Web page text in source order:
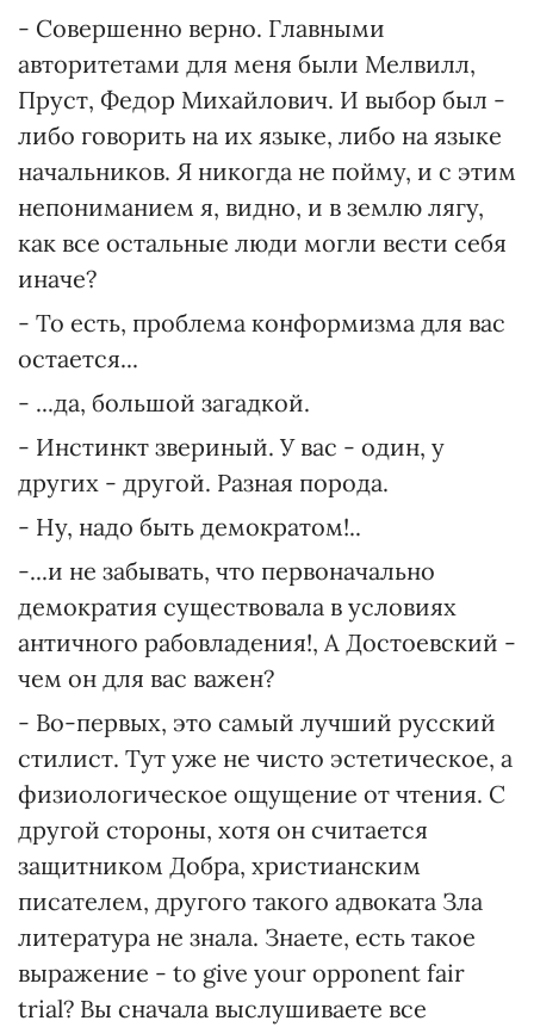
- Совершенно верно. Главными
авторитетами для меня были Мелвилл,
Пруст, Федор Михайлович. И выбор был -
либо говорить на их языке, либо на языке
начальников. Я никогда не пойму, и с этим
непониманием я, видно, и в землю лягу,
как все остальные люди могли вести себя
иначе?
- То есть, проблема конформизма для вас
остается...
- ...да, большой загадкой.
- Инстинкт звериный. У вас - один, у
других - другой. Разная порода.
- Ну, надо быть демократом!..
-...и не забывать, что первоначально
демократия существовала в условиях
античного рабовладения!, А Достоевский -
чем он для вас важен?
- Во-первых, это самый лучший русский
стилист. Тут уже не чисто эстетическое, а
физиологическое ощущение от чтения. С
другой стороны, хотя он считается
защитником Добра, христианским
писателем, другого такого адвоката Зла
литература не знала. Знаете, есть такое
выражение - to give your opponent fair
trial? Вы сначала выслушиваете все